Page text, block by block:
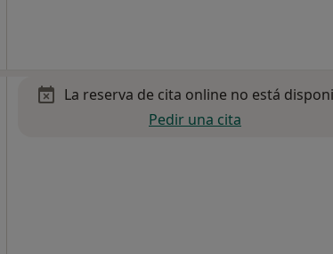
La reserva de cita online no está
Pedir una cita